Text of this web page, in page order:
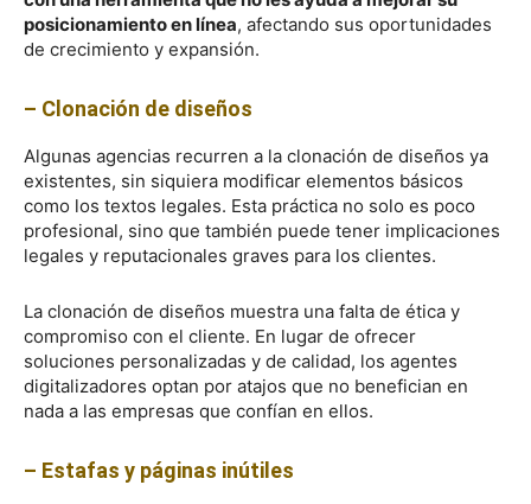
posicionamiento en línea, afectando sus oportunidades
de crecimiento y expansión.
– Clonación de diseños
Algunas agencias recurren a la clonación de diseños ya
existentes, sin siquiera modificar elementos básicos
como los textos legales. Esta práctica no solo es poco
profesional, sino que también puede tener implicaciones
legales y reputacionales graves para los clientes.
La clonación de diseños muestra una falta de ética y
compromiso con el cliente. En lugar de ofrecer
soluciones personalizadas y de calidad, los agentes
digitalizadores optan por atajos que no benefician en
nada a las empresas que confían en ellos.
– Estafas y páginas inútiles